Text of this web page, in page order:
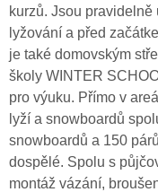
kurzů. Jsou
lyžování a před
je také domovským
školy WINTER
pro výuku. Přímo v
lyží a snowboardů
snowboardů a 150
dospělé. Spolu s
montáž vázání,